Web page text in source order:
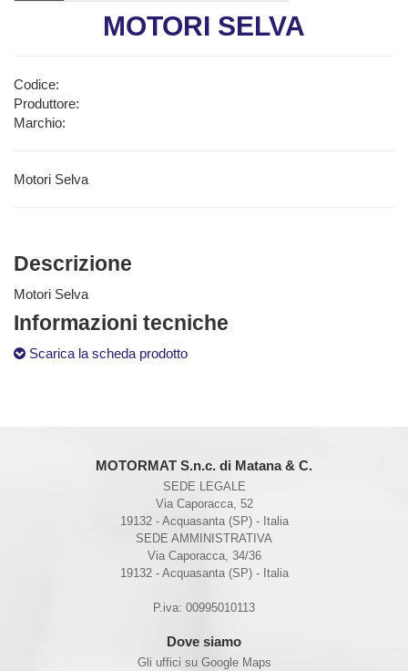
MOTORI SELVA
Codice:
Produttore:
Marchio:
Motori Selva
Descrizione
Motori Selva
Informazioni tecniche
Scarica la scheda prodotto
MOTORMAT S.n.c. di Matana & C.
SEDE LEGALE
Via Caporacca, 52
19132 - Acquasanta (SP) - Italia
SEDE AMMINISTRATIVA
Via Caporacca, 34/36
19132 - Acquasanta (SP) - Italia
P.iva: 00995010113
Dove siamo
Gli uffici su Google Maps